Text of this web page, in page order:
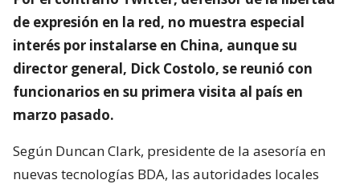
de expresión en la red, no muestra especial
interés por instalarse en China, aunque su
director general, Dick Costolo, se reunió con
funcionarios en su primera visita al país en
marzo pasado.
Según Duncan Clark, presidente de la asesoría en
nuevas tecnologías BDA, las autoridades locales